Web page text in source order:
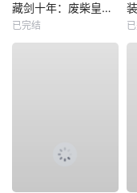
藏剑十年：废柴皇子竟是绝世强龙
已完结